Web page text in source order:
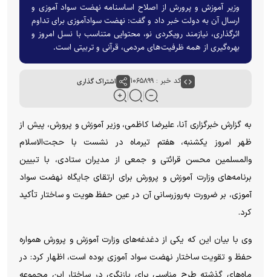
وزیر آموزش و پرورش از اصلاح اساسنامه نهضت سواد آموزی و
ارسال آن به دولت خبر داد و گفت: نهضت سوادآموزی برای تداوم
اثرگذاری، نیازمند رویکردی نو، محتوایی متناسب با نسل امروز و
بهره‌گیری از همه ظرفیت‌های مردمی، قرآنی و تربیتی است.
کد خبر : ۱۰۶۵۸۹۹ اشتراک گذاری
به گزارش خبرگزاری آنا، علیرضا کاظمی، وزیر آموزش و پرورش، پیش از
ظهر امروز یکشنبه، هفتم تیرماه در نشست با حجت‌الاسلام
والمسلمین محسن قرائتی و جمعی از مدیران ستادی، با تبیین
برنامه‌های وزارت آموزش و پرورش برای ارتقای جایگاه نهضت سواد
آموزی، بر ضرورت به‌روزرسانی آن در عین حفظ هویت و ساختار تأکید
کرد.
وی با بیان این که یکی از دغدغه‌های وزارت آموزش و پرورش همواره
حفظ و تقویت ساختار نهضت سواد آموزی بوده است، اظهار کرد: در